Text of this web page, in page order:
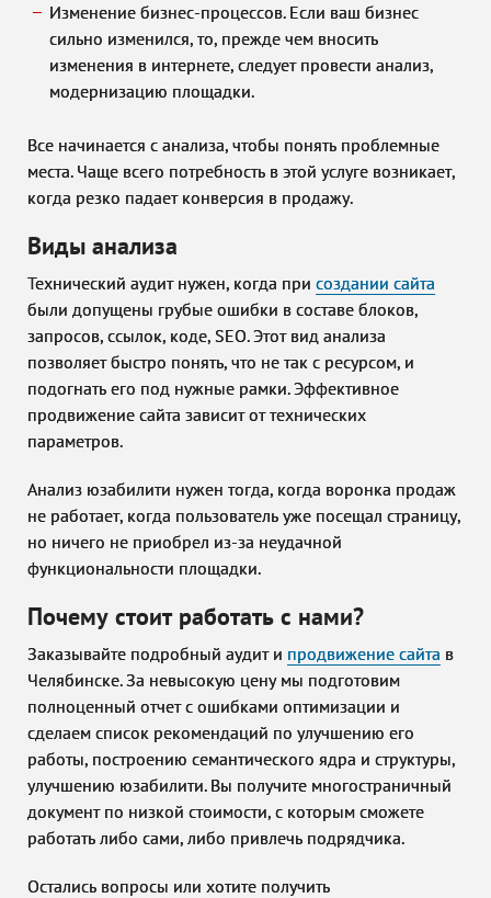
Изменение бизнес-процессов. Если ваш бизнес
сильно изменился, то, прежде чем вносить
изменения в интернете, следует провести анализ,
модернизацию площадки.
Все начинается с анализа, чтобы понять проблемные
места. Чаще всего потребность в этой услуге возникает,
когда резко падает конверсия в продажу.
Виды анализа
Технический аудит нужен, когда при создании сайта
были допущены грубые ошибки в составе блоков,
запросов, ссылок, коде, SEO. Этот вид анализа
позволяет быстро понять, что не так с ресурсом, и
подогнать его под нужные рамки. Эффективное
продвижение сайта зависит от технических
параметров.
Анализ юзабилити нужен тогда, когда воронка продаж
не работает, когда пользователь уже посещал страницу,
но ничего не приобрел из-за неудачной
функциональности площадки.
Почему стоит работать с нами?
Заказывайте подробный аудит и продвижение сайта в
Челябинске. За невысокую цену мы подготовим
полноценный отчет с ошибками оптимизации и
сделаем список рекомендаций по улучшению его
работы, построению семантического ядра и структуры,
улучшению юзабилити. Вы получите многостраничный
документ по низкой стоимости, с которым сможете
работать либо сами, либо привлечь подрядчика.
Остались вопросы или хотите получить